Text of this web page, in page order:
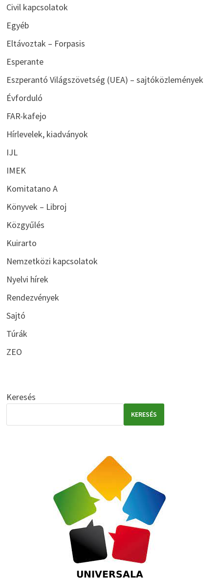
Civil kapcsolatok
Egyéb
Eltávoztak – Forpasis
Esperante
Eszperantó Világszövetség (UEA) – sajtóközlemények
Évforduló
FAR-kafejo
Hírlevelek, kiadványok
IJL
IMEK
Komitatano A
Könyvek – Libroj
Közgyűlés
Kuirarto
Nemzetközi kapcsolatok
Nyelvi hírek
Rendezvények
Sajtó
Túrák
ZEO
Keresés
KERESÉS